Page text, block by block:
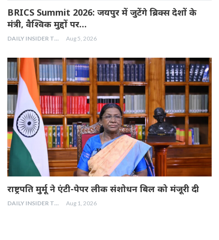
BRICS Summit 2026: जयपुर में जुटेंगे ब्रिक्स देशों के
मंत्री, वैश्विक मुद्दों पर…
DAILY INSIDER TEAM Aug 5, 2026
राष्ट्रपति मुर्मू ने एंटी-पेपर लीक संशोधन बिल को मंजूरी दी
DAILY INSIDER TEAM Aug 1, 2026